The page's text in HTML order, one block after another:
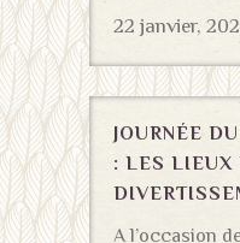
22 janvier,
JOURNÉE
: LES LIEUX
A l’occasion